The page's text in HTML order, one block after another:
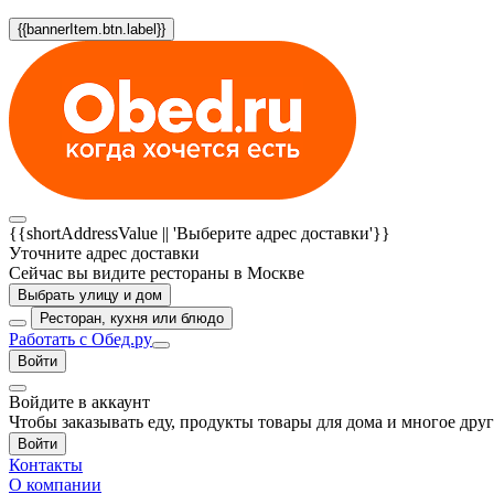
{{bannerItem.btn.label}}
{{shortAddressValue || 'Выберите адрес доставки'}}
Уточните адрес доставки
Сейчас вы видите рестораны в Москве
Выбрать улицу и дом
Ресторан, кухня или блюдо
Работать с Обед.ру
Войти
Войдите в аккаунт
Чтобы заказывать еду, продукты товары для дома и многое
Войти
Контакты
О компании